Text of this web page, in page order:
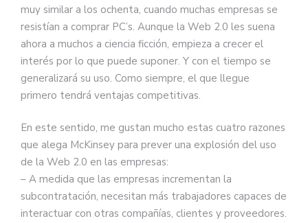
muy similar a los ochenta, cuando muchas empresas se
resistían a comprar PC’s. Aunque la Web 2.0 les suena
ahora a muchos a ciencia ficción, empieza a crecer el
interés por lo que puede suponer. Y con el tiempo se
generalizará su uso. Como siempre, el que llegue
primero tendrá ventajas competitivas.
En este sentido, me gustan mucho estas cuatro razones
que alega McKinsey para prever una explosión del uso
de la Web 2.0 en las empresas:
– A medida que las empresas incrementan la
subcontratación, necesitan más trabajadores capaces de
interactuar con otras compañías, clientes y proveedores.